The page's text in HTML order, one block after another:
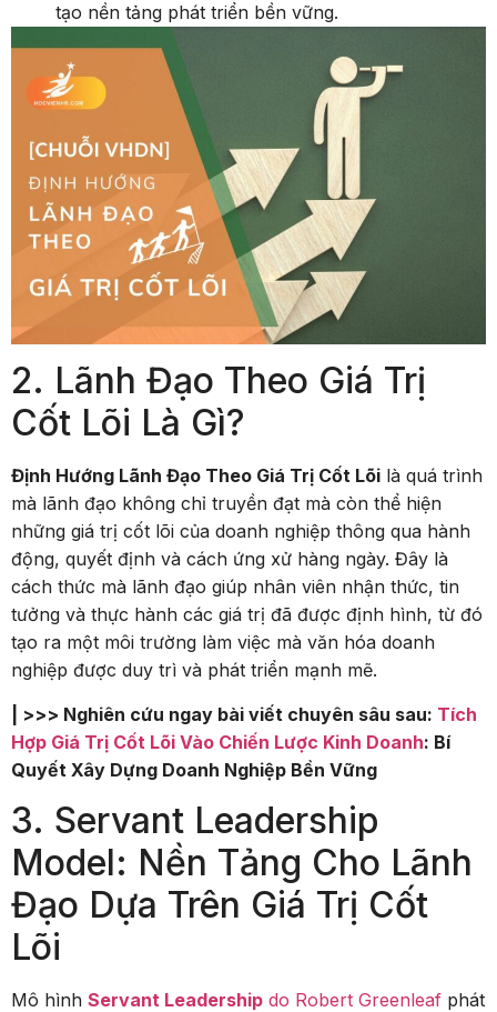
tạo nền tảng phát triển bền vững.
2. Lãnh Đạo Theo Giá Trị
Cốt Lõi Là Gì?
Định Hướng Lãnh Đạo Theo Giá Trị Cốt Lõi là quá trình
mà lãnh đạo không chỉ truyền đạt mà còn thể hiện
những giá trị cốt lõi của doanh nghiệp thông qua hành
động, quyết định và cách ứng xử hàng ngày. Đây là
cách thức mà lãnh đạo giúp nhân viên nhận thức, tin
tưởng và thực hành các giá trị đã được định hình, từ đó
tạo ra một môi trường làm việc mà văn hóa doanh
nghiệp được duy trì và phát triển mạnh mẽ.
| >>> Nghiên cứu ngay bài viết chuyên sâu sau: Tích
Hợp Giá Trị Cốt Lõi Vào Chiến Lược Kinh Doanh: Bí
Quyết Xây Dựng Doanh Nghiệp Bền Vững
3. Servant Leadership
Model: Nền Tảng Cho Lãnh
Đạo Dựa Trên Giá Trị Cốt
Lõi
Mô hình Servant Leadership do Robert Greenleaf phát